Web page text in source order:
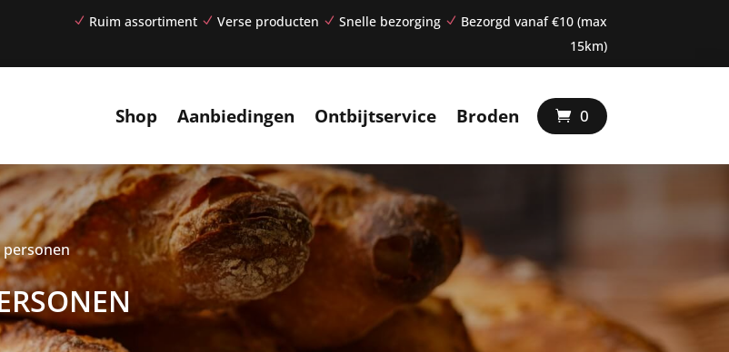
N Ruim assortiment N Verse producten N Snelle bezorging N Bezorgd vanaf €10 (max
15km)
Shop Aanbiedingen Ontbijtservice Broden 0